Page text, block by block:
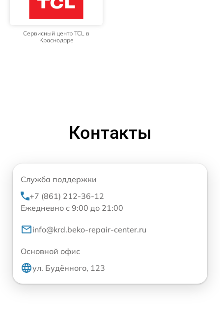
Сервисный центр TCL в
Краснодаре
Контакты
Служба поддержки
+7 (861) 212-36-12
Ежедневно с 9:00 до 21:00
info@krd.beko-repair-center.ru
Основной офис
ул. Будённого, 123